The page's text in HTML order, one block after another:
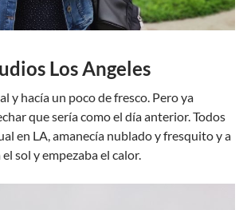
Los Angeles
y hacía un poco de fresco. Pero ya
que sería como el día anterior. Todos
en LA, amanecía nublado y fresquito y a
sol y empezaba el calor.